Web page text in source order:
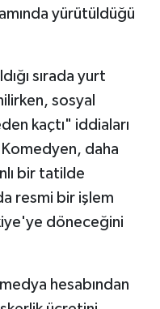
yürütüldüğü
sırada yurt
sosyal
kaçtı" iddiaları
daha
bir tatilde
resmi bir işlem
döneceğini
hesabından